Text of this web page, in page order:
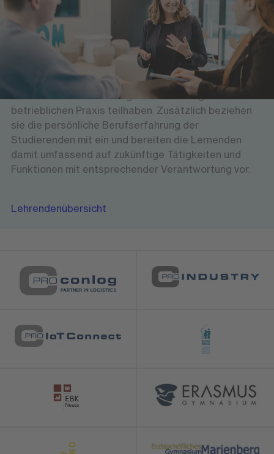
Versierte Professorinnen und Professoren sowie
erfahrene Führungskräfte bieten den Studierenden
am Hochschulzentrum Neuss eine wissenschaftlich
hochwertige und gleichzeitig anwendungsorientierte
Lehre. Theoretische Grundlagen vermitteln sie mit
Bezug zur Wirtschaftspraxis und lassen die
Studierenden an ihren eigenen Erfahrungen aus der
betrieblichen Praxis teilhaben. Zusätzlich beziehen
sie die persönliche Berufserfahrung der
Studierenden mit ein und bereiten die Lernenden
damit umfassend auf zukünftige Tätigkeiten und
Funktionen mit entsprechender Verantwortung vor.
Lehrendenübersicht